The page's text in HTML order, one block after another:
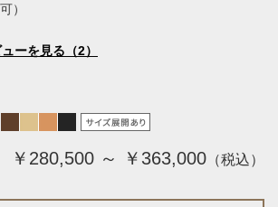
）
ーを見る（2）
￥280,500 ～ ￥363,000 （税込）